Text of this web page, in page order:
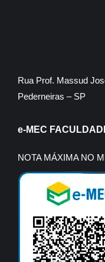
Rua Prof. Massud
Pederneiras – SP
e-MEC
NOTA MÁXIMA NO